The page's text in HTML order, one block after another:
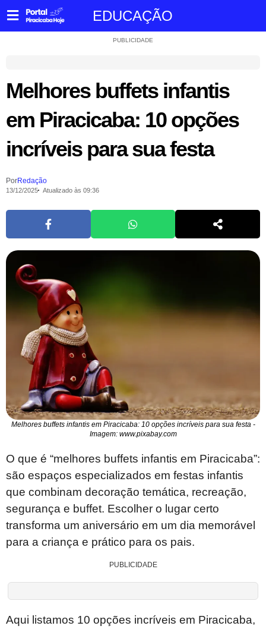
EDUCAÇÃO
PUBLICIDADE
Melhores buffets infantis
em Piracicaba: 10 opções
incríveis para sua festa
PorRedação
13/12/2025 Atualizado às 09:36
Melhores buffets infantis em Piracicaba: 10 opções incríveis para sua festa -
Imagem: www.pixabay.com
O que é “melhores buffets infantis em Piracicaba”:
são espaços especializados em festas infantis
que combinam decoração temática, recreação,
segurança e buffet. Escolher o lugar certo
transforma um aniversário em um dia memorável
para a criança e prático para os pais.
PUBLICIDADE
Aqui listamos 10 opções incríveis em Piracicaba,